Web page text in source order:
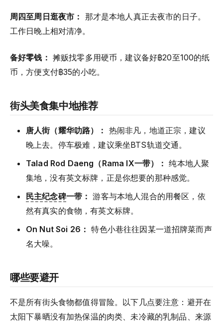
周四至周日逛夜市： 那才是本地人真正去夜市的日子。
工作日晚上相对清净。
备好零钱： 摊贩找零多用硬币，建议备好฿20至100的纸
币，方便支付฿35的小吃。
街头美食集中地推荐
唐人街（耀华叻路）： 热闹非凡，地道正宗，建议
晚上去。停车极难，建议乘坐BTS轨道交通。
Talad Rod Daeng（Rama IX一带）： 纯本地人聚
集地，没有英文标牌，正是你想要的那种感觉。
民主纪念碑一带： 游客与本地人混合的用餐区，依
然有真实的食物，有英文标牌。
On Nut Soi 26： 特色小巷往往因某一道招牌菜而声
名大噪。
哪些要避开
不是所有街头食物都值得冒险。以下几点要注意：避开在
太阳下暴晒没有加热保温的肉类、未冷藏的乳制品、来源